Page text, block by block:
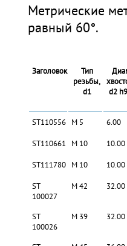
Метрические
равный 60°.
Заголовок
Тип
резьбы,
d1
d2
ST110556 M 5 6.00
ST110661 M 10 10.00
ST111780 M 10 10.00
ST
100027
M 42 32.00
ST
100026
M 39 32.00